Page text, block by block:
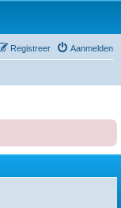
Aanmelden
Registreer